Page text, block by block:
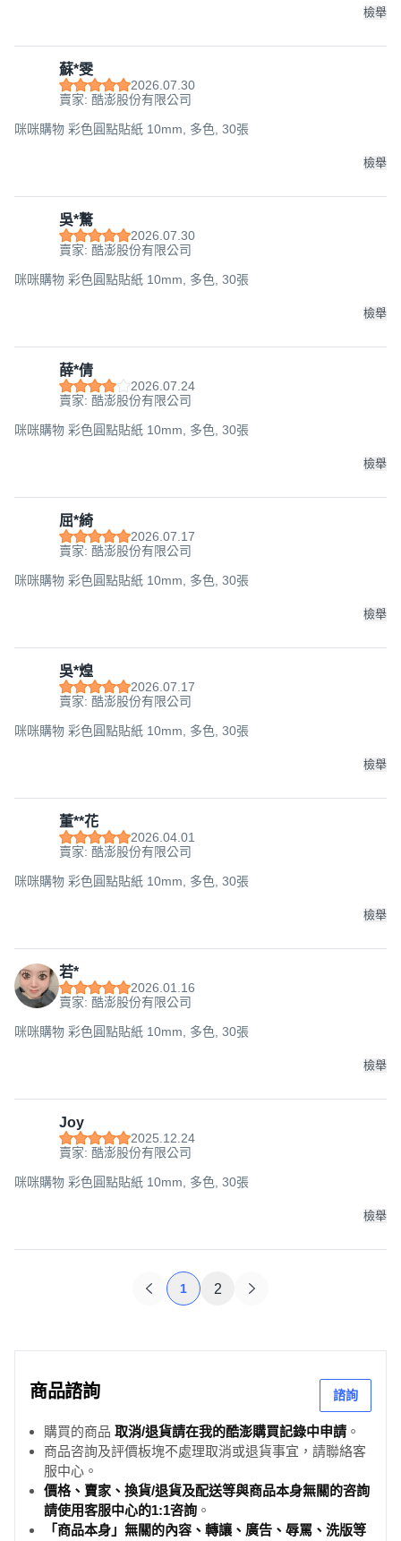
檢舉
蘇*雯
2026.07.30
賣家: 酷澎股份有限公司
咪咪購物 彩色圓點貼紙 10mm, 多色, 30張
檢舉
吳*驁
2026.07.30
賣家: 酷澎股份有限公司
咪咪購物 彩色圓點貼紙 10mm, 多色, 30張
檢舉
薛*倩
2026.07.24
賣家: 酷澎股份有限公司
咪咪購物 彩色圓點貼紙 10mm, 多色, 30張
檢舉
屈*綺
2026.07.17
賣家: 酷澎股份有限公司
咪咪購物 彩色圓點貼紙 10mm, 多色, 30張
檢舉
吳*煌
2026.07.17
賣家: 酷澎股份有限公司
咪咪購物 彩色圓點貼紙 10mm, 多色, 30張
檢舉
董**花
2026.04.01
賣家: 酷澎股份有限公司
咪咪購物 彩色圓點貼紙 10mm, 多色, 30張
檢舉
若*
2026.01.16
賣家: 酷澎股份有限公司
咪咪購物 彩色圓點貼紙 10mm, 多色, 30張
檢舉
Joy
2025.12.24
賣家: 酷澎股份有限公司
咪咪購物 彩色圓點貼紙 10mm, 多色, 30張
檢舉
1 2
商品諮詢 諮詢
購買的商品 取消/退貨請在我的酷澎購買記錄中申請 。
商品咨詢及評價板塊不處理取消或退貨事宜，請聯絡客
服中心。
價格、賣家、換貨/退貨及配送等與商品本身無關的咨詢
請使用客服中心的1:1咨詢 。
「商品本身」無關的內容、轉讓、廣告、辱罵、洗版等